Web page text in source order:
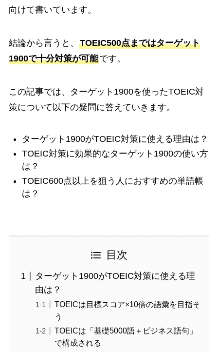
向けて書いています。
結論から言うと、 TOEIC500点まではターゲット
1900で十分対策が可能です。
この記事では、ターゲット1900を使ったTOEIC対
策について以下の疑問に答えていきます。
ターゲット1900がTOEIC対策に使える理由は？
TOEIC対策に効果的なターゲット1900の使い方
は？
TOEIC600点以上を狙う人におすすめの単語帳
は？
目次
ターゲット1900がTOEIC対策に使える理
由は？
TOEICは目標スコア×10倍の語彙を目指そ
う
TOEICは「基礎5000語＋ビジネス語句」
で構成される